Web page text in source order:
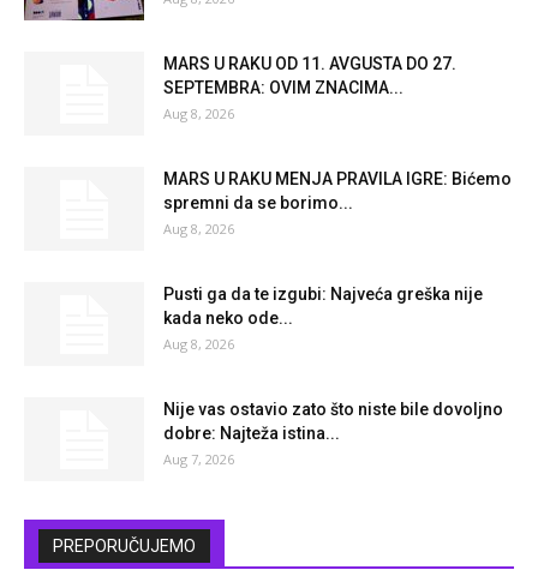
MARS U RAKU OD 11. AVGUSTA DO 27.
SEPTEMBRA: OVIM ZNACIMA...
Aug 8, 2026
MARS U RAKU MENJA PRAVILA IGRE: Bićemo
spremni da se borimo...
Aug 8, 2026
Pusti ga da te izgubi: Najveća greška nije
kada neko ode...
Aug 8, 2026
Nije vas ostavio zato što niste bile dovoljno
dobre: Najteža istina...
Aug 7, 2026
PREPORUČUJEMO